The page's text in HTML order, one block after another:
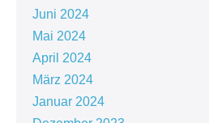
Juni 2024
Mai 2024
April 2024
März 2024
Januar 2024